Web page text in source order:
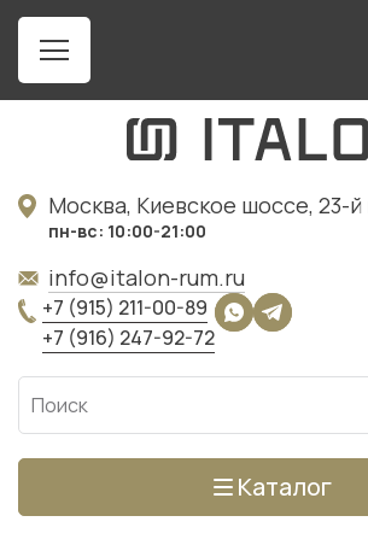
Москва, Киевское шоссе, 23-й
пн-вс: 10:00-21:00
info@italon-rum.ru
+7 (915) 211-00-89
+7 (916) 247-92-72
Каталог